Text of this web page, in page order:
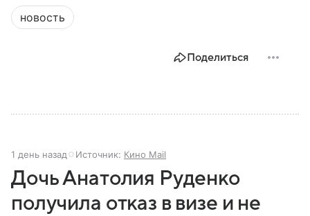
новость
Поделиться
1 день назад Источник: Кино Mail
Дочь Анатолия Руденко
получила отказ в визе и не